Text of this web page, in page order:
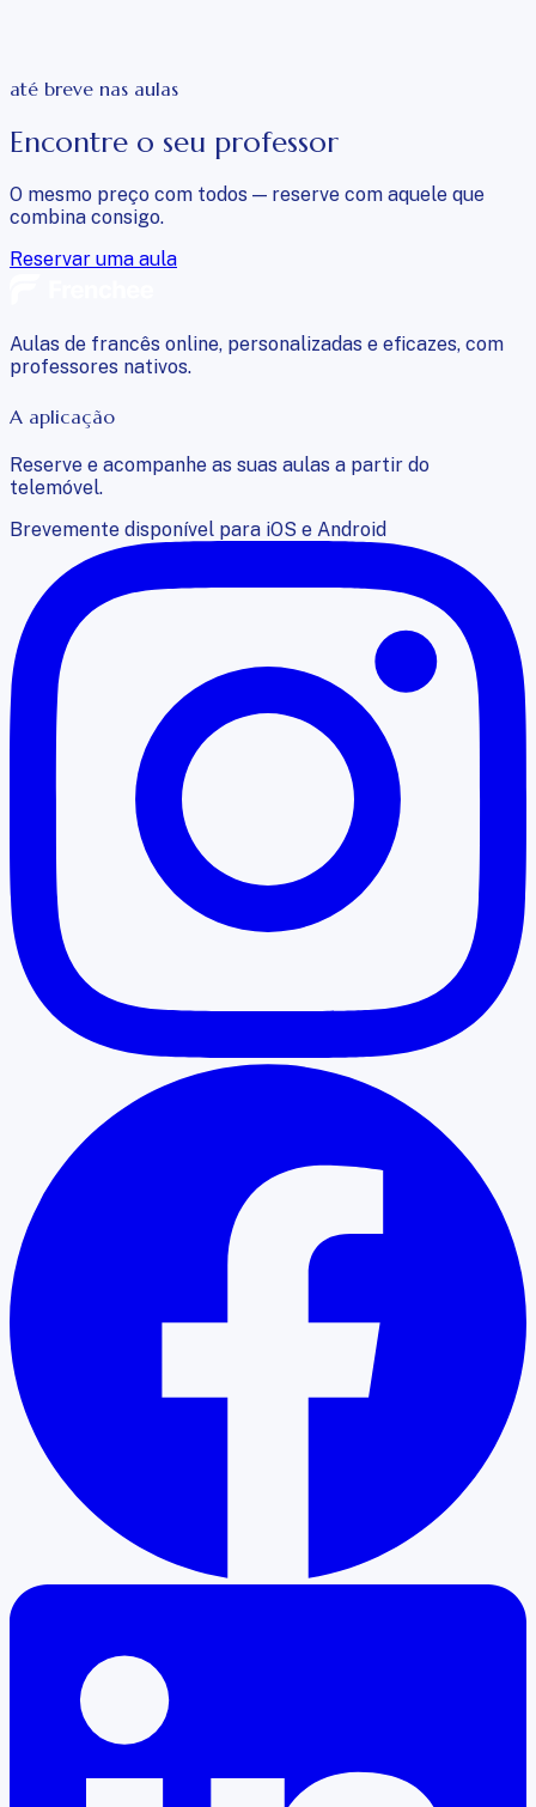
até breve nas aulas
Encontre o seu professor
O mesmo preço com todos — reserve com aquele que
combina consigo.
Reservar uma aula
Aulas de francês online, personalizadas e eficazes, com
professores nativos.
A aplicação
Reserve e acompanhe as suas aulas a partir do
telemóvel.
Brevemente disponível para iOS e Android